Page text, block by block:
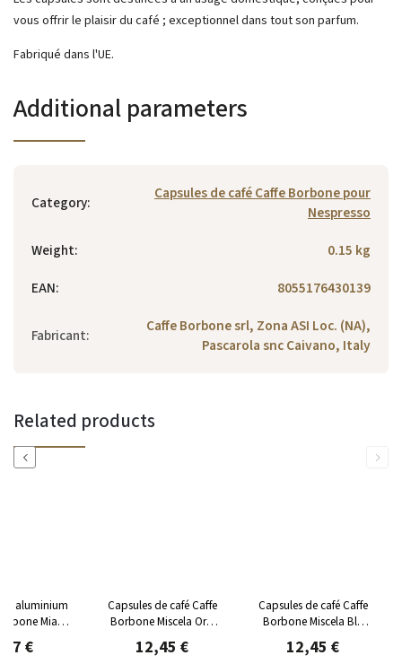
vous offrir le plaisir du café ; exceptionnel dans tout son parfum.
Fabriqué dans l'UE.
Additional parameters
Category:
Capsules de café Caffe Borbone pour
Nespresso
Weight:
0.15 kg
EAN: 8055176430139
Fabricant:
Caffe Borbone srl, Zona ASI Loc. (NA),
Pascarola snc Caivano, Italy
Related products
Previous
aluminium
Mia
pour
10 pcs
€
Capsules de café Caffe
Borbone Miscela Oro
pour Nespresso 50 pcs
12,45 €
Capsules de café Caffe
Borbone Miscela Blu
pour Nespresso 50 pcs
12,45 €
Next